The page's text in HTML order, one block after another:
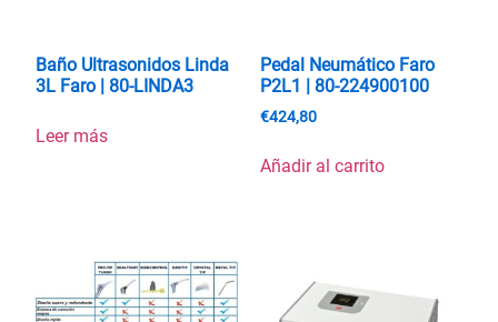
Baño Ultrasonidos Linda
3L Faro | 80-LINDA3
Leer más
Pedal Neumático Faro
P2L1 | 80-224900100
€424,80
Añadir al carrito